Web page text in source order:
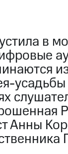
в
Анны